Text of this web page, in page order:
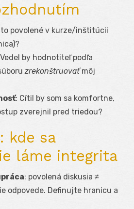
to povolené v kurze/inštitúcii
by hodnotiteľ podľa
zrekonštruovaťmôj
: Cítil by som sa komfortne,
zverejnil pred triedou?
kde sa
láme integrita
: povolená diskusia ≠
odpovede. Definujte hranicu a